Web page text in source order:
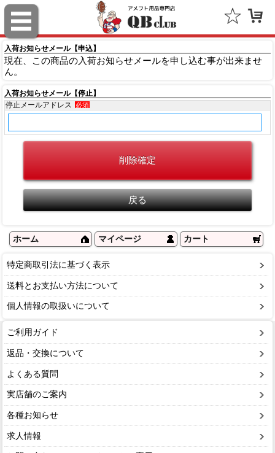
入荷お知らせメール【申込】
現在、この商品の入荷お知らせメールを申し込む事が出来ませ
ん。
入荷お知らせメール【停止】
停止メールアドレス
必須
ホーム マイページ カート
特定商取引法に基づく表示
送料とお支払い方法について
個人情報の取扱いについて
ご利用ガイド
返品・交換について
よくある質問
実店舗のご案内
各種お知らせ
求人情報
ロゴブランズ（Logo Brands）
FOCO（Forever Collectibles）
ノースウエスト（Northwest）
フランクリン（Flanklin Sports）
GREAT AMERICAN（グレートアメリカン）
フォーティーセブン（'47）
ファナティクス（Fanatics）
アウトドアキャップ（Outdoor Cap Company）
スポルディング（SPALDING）
ミッチェル＆ネス（Mitchell & Ness）
サムプロ（ThumbPRO）
すべて